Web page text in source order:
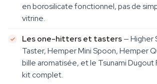
en borosilicate fonctionnel, pas de
vitrine.
Les one-hitters et tasters— Higher
Taster, Hemper Mini Spoon, Hemper
bille aromatisée, et le Tsunami Dugout
kit complet.